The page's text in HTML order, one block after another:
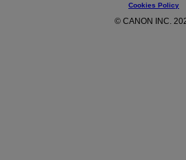
Cookies Policy
© CANON INC.